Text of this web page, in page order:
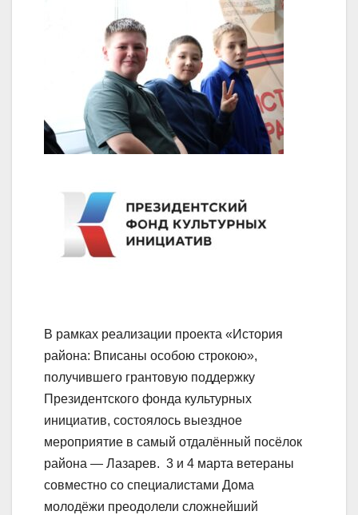
В рамках реализации проекта «История
района: Вписаны особою строкою»,
получившего грантовую поддержку
Президентского фонда культурных
инициатив, состоялось выездное
мероприятие в самый отдалённый посёлок
района — Лазарев. ️ 3 и 4 марта ветераны
совместно со специалистами Дома
молодёжи преодолели сложнейший